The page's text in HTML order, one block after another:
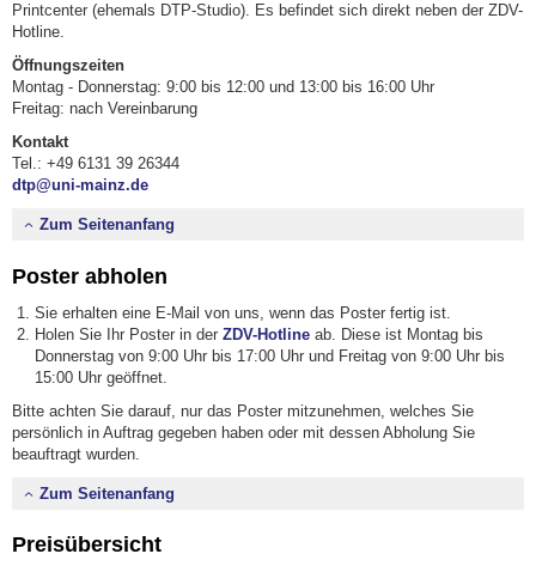
Printcenter (ehemals DTP-Studio). Es befindet sich direkt neben der ZDV-
Hotline.
Öffnungszeiten
Montag - Donnerstag: 9:00 bis 12:00 und 13:00 bis 16:00 Uhr
Freitag: nach Vereinbarung
Kontakt
Tel.: +49 6131 39 26344
dtp@uni-mainz.de
Zum Seitenanfang
Poster abholen
Sie erhalten eine E-Mail von uns, wenn das Poster fertig ist.
Holen Sie Ihr Poster in derZDV-Hotline ab. Diese ist Montag bis
Donnerstag von 9:00 Uhr bis 17:00 Uhr und Freitag von 9:00 Uhr bis
15:00 Uhr geöffnet.
Bitte achten Sie darauf, nur das Poster mitzunehmen, welches Sie
persönlich in Auftrag gegeben haben oder mit dessen Abholung Sie
beauftragt wurden.
Zum Seitenanfang
Preisübersicht